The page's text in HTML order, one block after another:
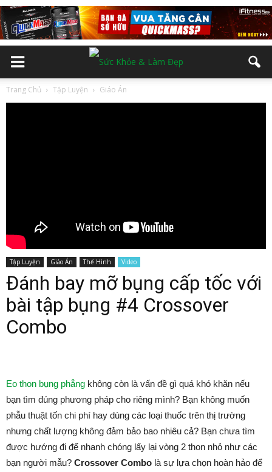
Trang Chủ Tập Luyện Giáo Án
Tập Luyện Giáo Án Thể Hình Video
Đánh bay mỡ bụng cấp tốc với
bài tập bụng #4 Crossover
Combo
Eo thon bụng phẳng không còn là vấn đề gì quá khó khăn nếu
bạn tìm đúng phương pháp cho riêng mình? Bạn không muốn
phẫu thuật tốn chi phí hay dùng các loại thuốc trên thị trường
nhưng chất lượng không đảm bảo bao nhiêu cả? Bạn chưa tìm
được hướng đi để nhanh chóng lấy lại vòng 2 thon nhỏ như các
bạn người mẫu? Crossover Combo là sự lựa chọn hoàn hảo để